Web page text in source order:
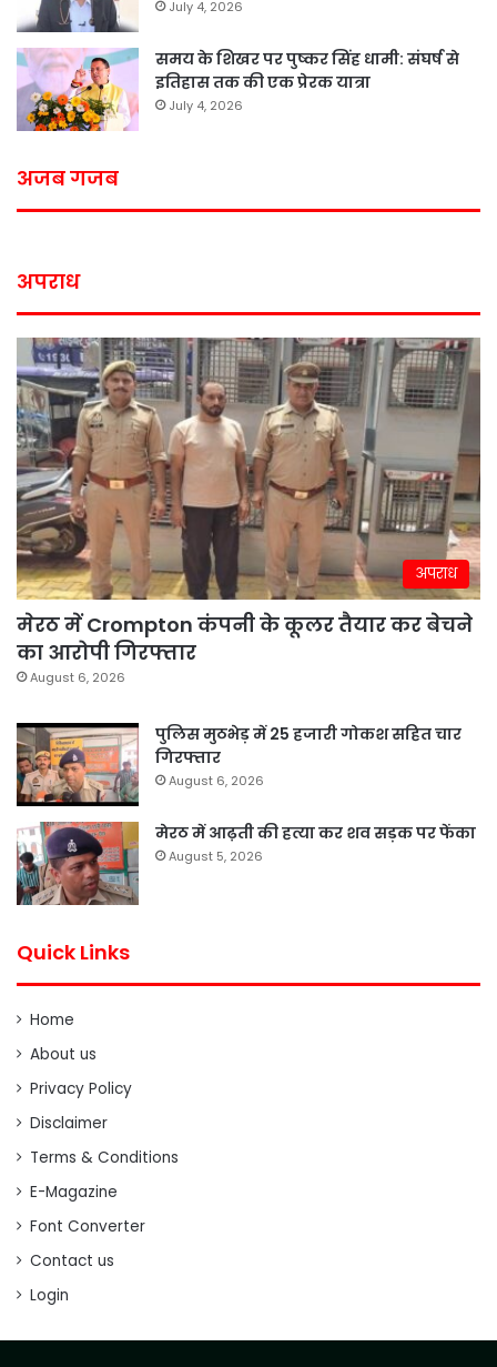
July 4, 2026
समय के शिखर पर पुष्कर सिंह धामी: संघर्ष से
इतिहास तक की एक प्रेरक यात्रा
July 4, 2026
अजब गजब
अपराध
अपराध
मेरठ में Crompton कंपनी के कूलर तैयार कर बेचने
का आरोपी गिरफ्तार
August 6, 2026
पुलिस मुठभेड़ में 25 हजारी गोकश सहित चार
गिरफ्तार
August 6, 2026
मेरठ में आढ़ती की हत्या कर शव सड़क पर फेंका
August 5, 2026
Quick Links
Home
About us
Privacy Policy
Disclaimer
Terms & Conditions
E-Magazine
Font Converter
Contact us
Login